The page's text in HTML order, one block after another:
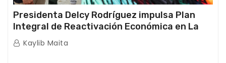
Presidenta Delcy Rodríguez impulsa Plan
Integral de Reactivación Económica en La
Guaira
Kaylib Maita